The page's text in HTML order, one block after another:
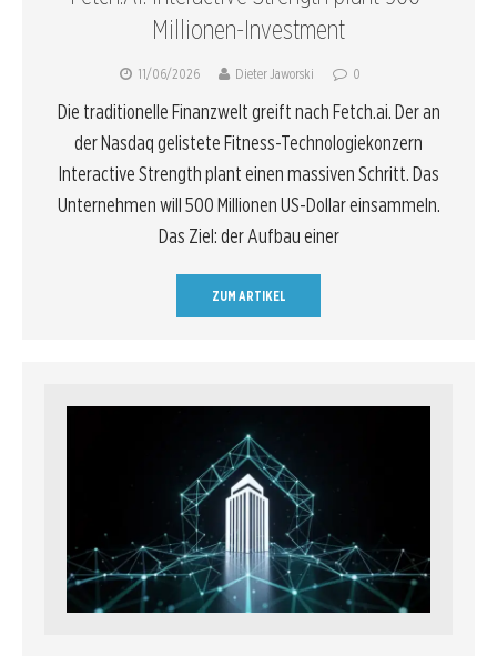
Millionen-Investment
11/06/2026 Dieter Jaworski 0
Die traditionelle Finanzwelt greift nach Fetch.ai. Der an
der Nasdaq gelistete Fitness-Technologiekonzern
Interactive Strength plant einen massiven Schritt. Das
Unternehmen will 500 Millionen US-Dollar einsammeln.
Das Ziel: der Aufbau einer
ZUM ARTIKEL